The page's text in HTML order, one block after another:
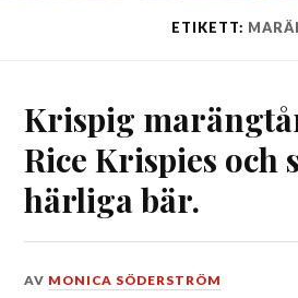
ETIKETT:
Krispig
Rice Krispies och
härliga bär.
DEN
AV MONICA SÖDERSTRÖM